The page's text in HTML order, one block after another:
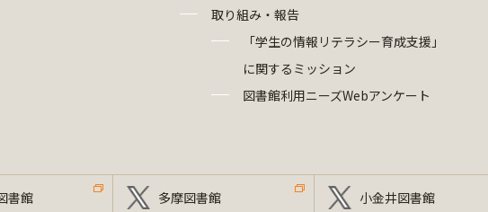
取り組み・報告
「学生の情報リテラシー育成支援」
に関するミッション
図書館利用ニーズWebアンケート
書館 多摩図書館 小金井図書館